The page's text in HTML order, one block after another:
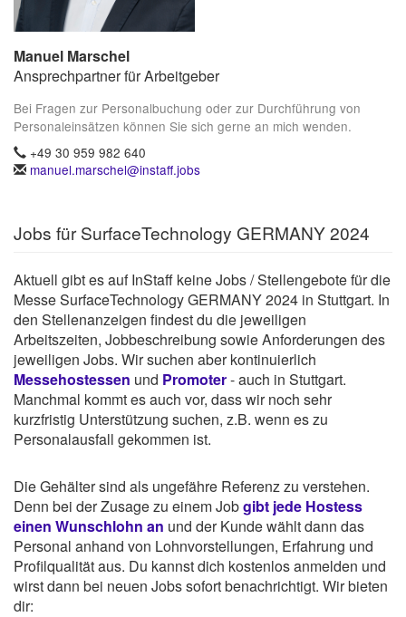
Manuel Marschel
Ansprechpartner für Arbeitgeber
Bei Fragen zur Personalbuchung oder zur Durchführung von
Personaleinsätzen können Sie sich gerne an mich wenden.
+49 30 959 982 640
manuel.marschel@instaff.jobs
Jobs für SurfaceTechnology GERMANY 2024
Aktuell gibt es auf InStaff keine Jobs / Stellengebote für die
Messe SurfaceTechnology GERMANY 2024 in Stuttgart. In
den Stellenanzeigen findest du die jeweiligen
Arbeitszeiten, Jobbeschreibung sowie Anforderungen des
jeweiligen Jobs. Wir suchen aber kontinuierlich
Messehostessen und Promoter- auch in Stuttgart.
Manchmal kommt es auch vor, dass wir noch sehr
kurzfristig Unterstützung suchen, z.B. wenn es zu
Personalausfall gekommen ist.
Die Gehälter sind als ungefähre Referenz zu verstehen.
Denn bei der Zusage zu einem Jobgibt jede Hostess
einen Wunschlohn an und der Kunde wählt dann das
Personal anhand von Lohnvorstellungen, Erfahrung und
Profilqualität aus. Du kannst dich kostenlos anmelden und
wirst dann bei neuen Jobs sofort benachrichtigt. Wir bieten
dir: